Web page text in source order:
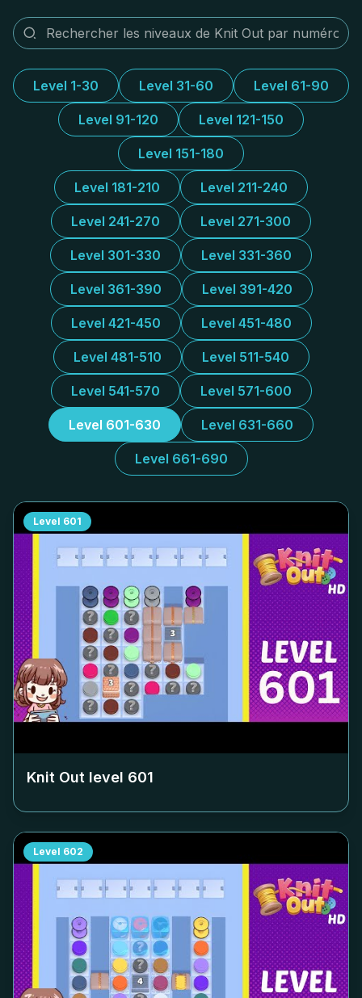
Level 1-30 Level 31-60 Level 61-90
Level 91-120 Level 121-150
Level 151-180
Level 181-210 Level 211-240
Level 241-270 Level 271-300
Level 301-330 Level 331-360
Level 361-390 Level 391-420
Level 421-450 Level 451-480
Level 481-510 Level 511-540
Level 541-570 Level 571-600
Level 601-630 Level 631-660
Level 661-690
Level 601
Knit Out level 601
Level 602